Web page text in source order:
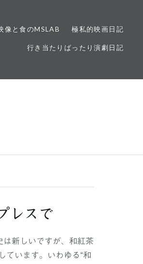
像と食のMSLAB 極私的映画日記
行き当たりばったり演劇日記
レスで
は新しいですが、和紅茶
ています。いわゆる“和